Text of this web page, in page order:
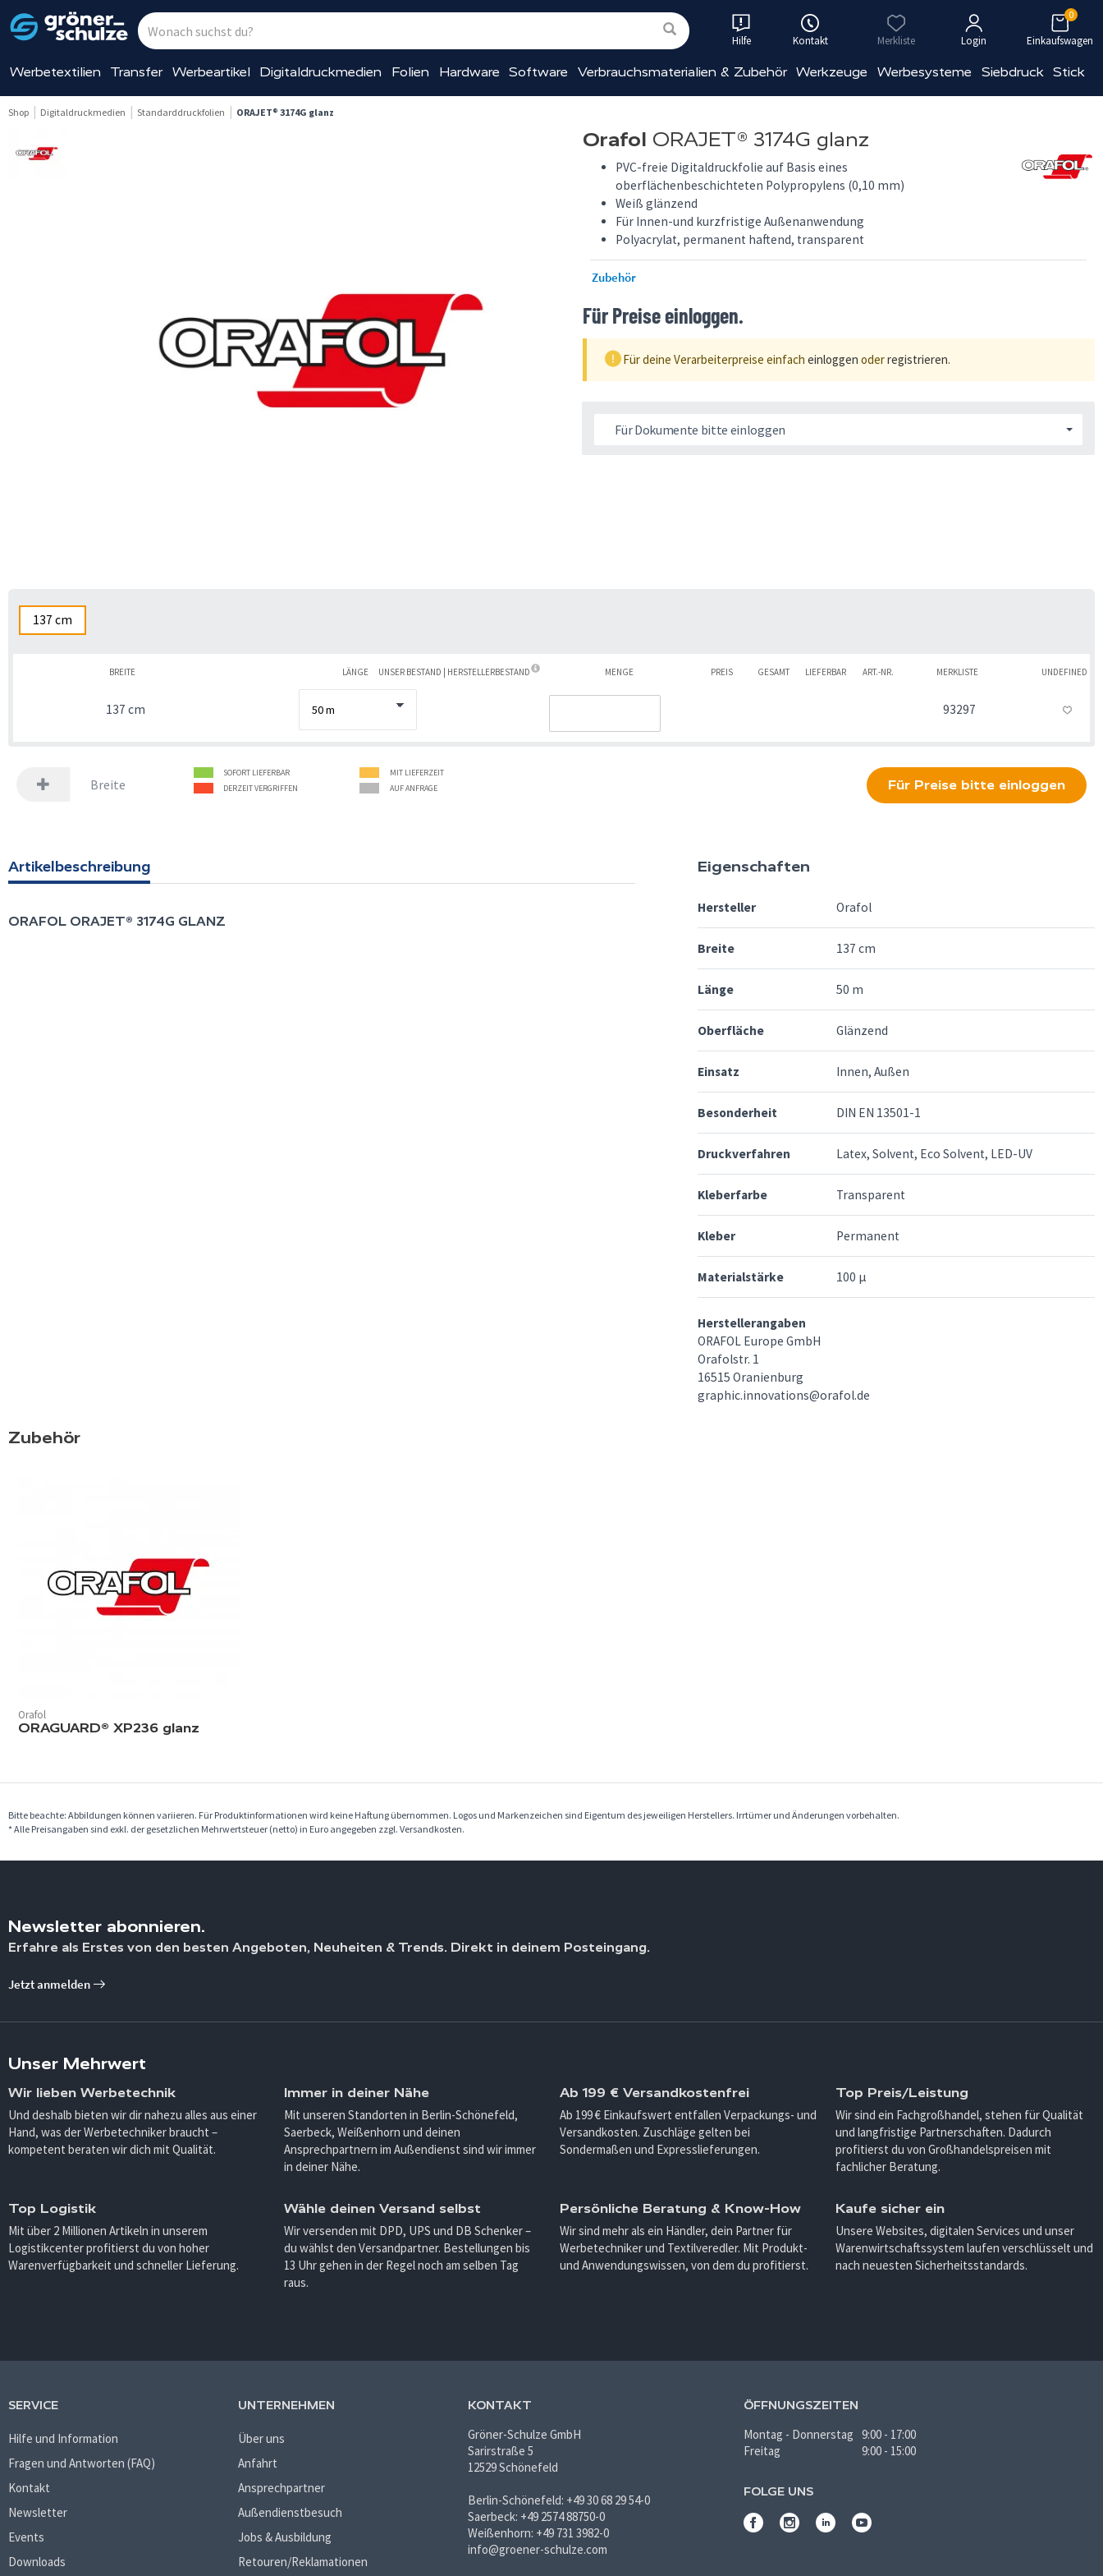
Hilfe Kontakt Merkliste Login Einkaufswagen
0
Werbetextilien Transfer Werbeartikel Digitaldruckmedien Folien Hardware Software Verbrauchsmaterialien & Zubehör Werkzeuge Werbesysteme Siebdruck Stick
Shop Digitaldruckmedien Standarddruckfolien ORAJET® 3174G glanz
Orafol ORAJET® 3174G glanz
PVC-freie Digitaldruckfolie auf Basis eines
oberflächenbeschichteten Polypropylens (0,10 mm)
Weiß glänzend
Für Innen-und kurzfristige Außenanwendung
Polyacrylat, permanent haftend, transparent
Zubehör
Für Preise einloggen.
Für deine Verarbeiterpreise einfach einloggen oderregistrieren.
Für Dokumente bitte einloggen
137 cm
BREITE
137 cm
LÄNGE UNSER BESTAND | HERSTELLERBESTAND MENGE PREIS GESAMT LIEFERBAR ART.-NR. MERKLISTE
93297
UNDEFINED
Breite
SOFORT LIEFERBAR
MIT LIEFERZEIT
DERZEIT VERGRIFFEN
AUF ANFRAGE Für Preise bitte einloggen
Artikelbeschreibung
ORAFOL ORAJET® 3174G GLANZ
Eigenschaften
Hersteller Orafol
Breite 137 cm
Länge 50 m
Oberfläche Glänzend
Einsatz Innen, Außen
Besonderheit DIN EN 13501-1
Druckverfahren Latex, Solvent, Eco Solvent, LED-UV
Kleberfarbe Transparent
Kleber Permanent
Materialstärke 100 µ
Herstellerangaben
ORAFOL Europe GmbH
Orafolstr. 1
16515 Oranienburg
graphic.innovations@orafol.de
Zubehör
Orafol
ORAGUARD® XP236 glanz
Bitte beachte: Abbildungen können variieren. Für Produktinformationen wird keine Haftung übernommen. Logos und Markenzeichen sind Eigentum des jeweiligen Herstellers. Irrtümer und Änderungen vorbehalten.
* Alle Preisangaben sind exkl. der gesetzlichen Mehrwertsteuer (netto) in Euro angegeben zzgl. Versandkosten.
Newsletter abonnieren.
Erfahre als Erstes von den besten Angeboten, Neuheiten & Trends. Direkt in deinem Posteingang.
Jetzt anmelden
Unser Mehrwert
Wir lieben Werbetechnik
Und deshalb bieten wir dir nahezu alles aus einer
Hand, was der Werbetechniker braucht –
kompetent beraten wir dich mit Qualität.
Immer in deiner Nähe
Mit unseren Standorten in Berlin-Schönefeld,
Saerbeck, Weißenhorn und deinen
Ansprechpartnern im Außendienst sind wir immer
in deiner Nähe.
Ab 199 € Versandkostenfrei
Ab 199 € Einkaufswert entfallen Verpackungs- und
Versandkosten. Zuschläge gelten bei
Sondermaßen und Expresslieferungen.
Top Preis/Leistung
Wir sind ein Fachgroßhandel, stehen für Qualität
und langfristige Partnerschaften. Dadurch
profitierst du von Großhandelspreisen mit
fachlicher Beratung.
Top Logistik
Mit über 2 Millionen Artikeln in unserem
Logistikcenter profitierst du von hoher
Warenverfügbarkeit und schneller Lieferung.
Wähle deinen Versand selbst
Wir versenden mit DPD, UPS und DB Schenker –
du wählst den Versandpartner. Bestellungen bis
13 Uhr gehen in der Regel noch am selben Tag
raus.
Persönliche Beratung & Know-How
Wir sind mehr als ein Händler, dein Partner für
Werbetechniker und Textilveredler. Mit Produkt-
und Anwendungswissen, von dem du profitierst.
Kaufe sicher ein
Unsere Websites, digitalen Services und unser
Warenwirtschaftssystem laufen verschlüsselt und
nach neuesten Sicherheitsstandards.
SERVICE
Hilfe und Information
Fragen und Antworten (FAQ)
Kontakt
Newsletter
Events
Downloads
UNTERNEHMEN
Über uns
Anfahrt
Ansprechpartner
Außendienstbesuch
Jobs & Ausbildung
Retouren/Reklamationen
KONTAKT
Gröner-Schulze GmbH
Sarirstraße 5
12529 Schönefeld
Berlin-Schönefeld: +49 30 68 29 54-0
Saerbeck: +49 2574 88750-0
Weißenhorn: +49 731 3982-0
info@groener-schulze.com
ÖFFNUNGSZEITEN
Montag - Donnerstag 9:00 - 17:00
Freitag
9:00 - 15:00
FOLGE UNS